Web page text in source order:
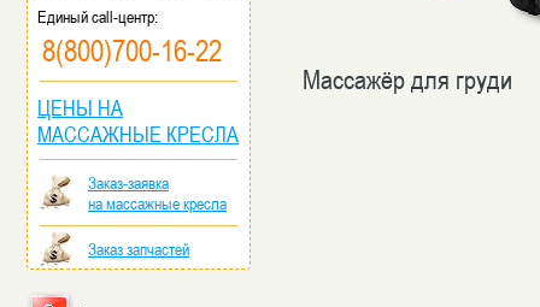
Единый call-центр:
8(800)700-16-22
ЦЕНЫ НА
МАССАЖНЫЕ КРЕСЛА
Заказ-заявка
на массажные кресла
Заказ запчастей
Массажёр для груди